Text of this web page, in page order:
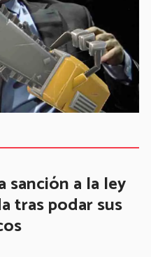
sanción a la ley
tras podar sus